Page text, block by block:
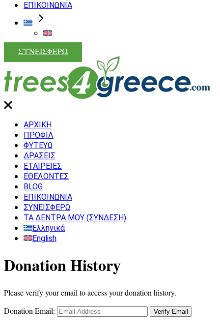
ΕΠΙΚΟΙΝΩΝΙΑ
ΣΥΝΕΙΣΦΕΡΩ
ΑΡΧΙΚΗ
ΠΡΟΦΙΛ
ΦΥΤΕΥΩ
ΔΡΑΣΕΙΣ
ΕΤΑΙΡΕΙΕΣ
ΕΘΕΛΟΝΤΕΣ
BLOG
ΕΠΙΚΟΙΝΩΝΙΑ
ΣΥΝΕΙΣΦΕΡΩ
ΤΑ ΔΕΝΤΡΑ ΜΟΥ (ΣΥΝΔΕΣΗ)
Ελληνικά
English
Donation History
Please verify your email to access your donation history.
Donation Email: